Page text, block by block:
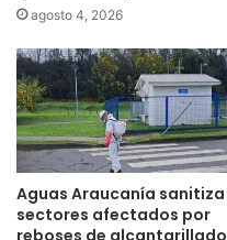
agosto 4, 2026
Aguas Araucanía sanitiza
sectores afectados por